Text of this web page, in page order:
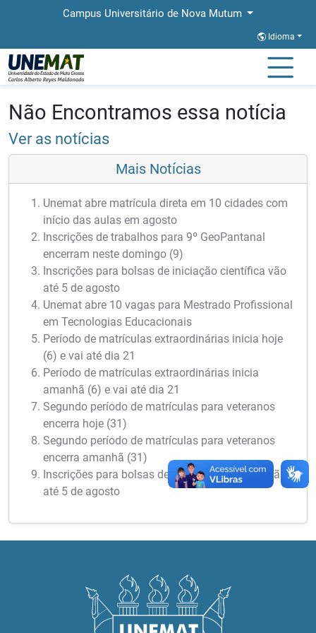
Campus Universitário de Nova Mutum
Idioma
Página Inicial
Não Encontramos essa notícia
Ver as notícias
Mais Notícias
Unemat abre matrícula direta em 10 cidades com
início das aulas em agosto
Inscrições de trabalhos para 9º GeoPantanal
encerram neste domingo (9)
Inscrições para bolsas de iniciação científica vão
até 5 de agosto
Unemat abre 10 vagas para Mestrado Profissional
em Tecnologias Educacionais
Período de matrículas extraordinárias inicia hoje
(6) e vai até dia 21
Período de matrículas extraordinárias inicia
amanhã (6) e vai até dia 21
Segundo período de matrículas para veteranos
encerra hoje (31)
Segundo período de matrículas para veteranos
encerra amanhã (31)
Inscrições para bolsas de iniciação científica vão
até 5 de agosto